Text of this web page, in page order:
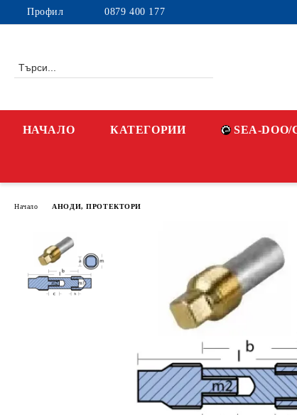
Профил 0879 400 177
НАЧАЛО КАТЕГОРИИ SEA-DOO/
Начало АНОДИ, ПРОТЕКТОРИ